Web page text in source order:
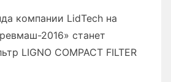
компании LidTech на
2016» станет
LIGNO COMPACT FILTER